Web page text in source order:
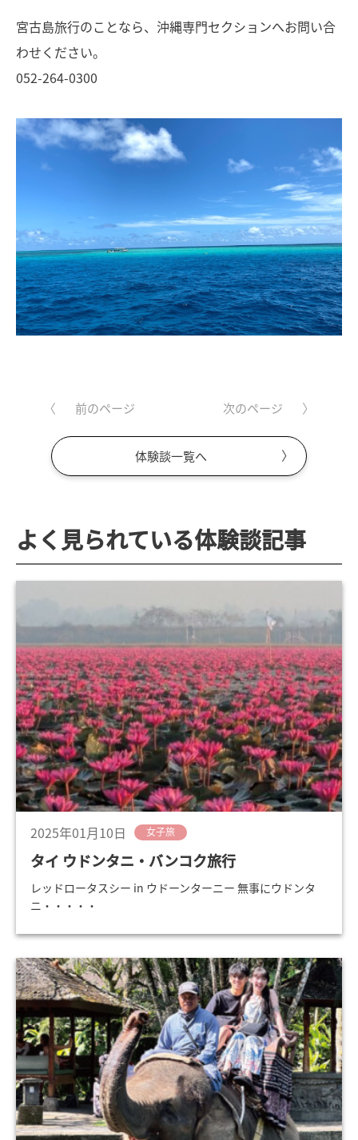
宮古島旅行のことなら、沖縄専門セクションへお問い合
わせください。
052-264-0300
前のページ
体験談一覧へ
次のページ
よく見られている体験談記事
2025年01月10日 女子旅
タイ ウドンタニ・バンコク旅行
レッドロータスシー in ウドーンターニー 無事にウドンタ
ニ・・・・・